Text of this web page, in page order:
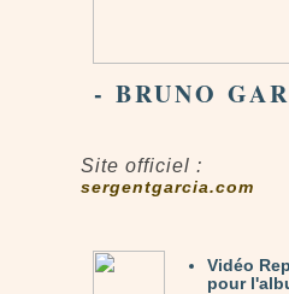
- BRUNO
Site officiel :
sergentgarcia.com
Vidéo
pour